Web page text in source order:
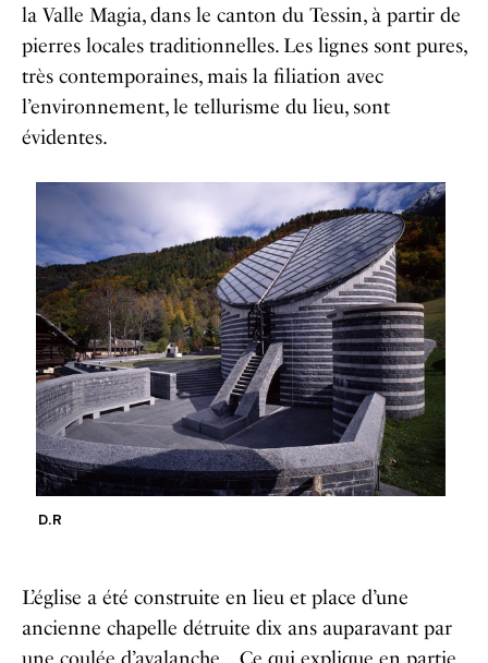
la Valle Magia, dans le canton du Tessin, à partir de
pierres locales traditionnelles. Les lignes sont pures,
très contemporaines, mais la filiation avec
l’environnement, le tellurisme du lieu, sont
évidentes.
D.R
L’église a été construite en lieu et place d’une
ancienne chapelle détruite dix ans auparavant par